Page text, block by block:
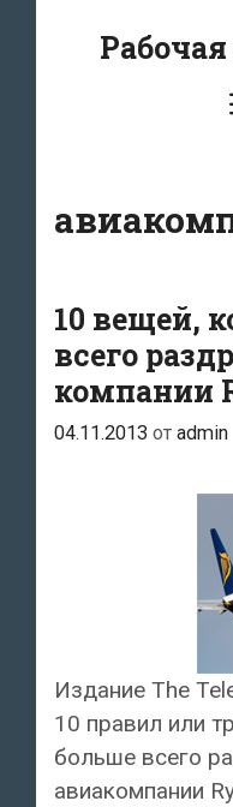
10 вещей,
всего
компании
04.11.2013 от admin
Издание The
10 правил или
больше всего
авиакомпании